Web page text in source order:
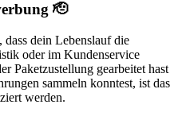
🫡
dass dein Lebenslauf die
oder im Kundenservice
Paketzustellung gearbeitet hast
sammeln konntest, ist das
werden.